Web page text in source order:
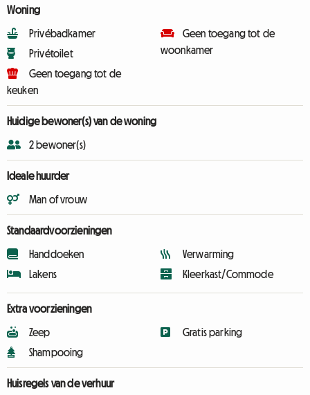
Woning
Privébadkamer
Privétoilet
Geen toegang tot de
keuken
Geen toegang tot de
woonkamer
Huidige bewoner(s) van de woning
2 bewoner(s)
Ideale huurder
Man of vrouw
Standaardvoorzieningen
Handdoeken
Lakens
Verwarming
Kleerkast/Commode
Extra voorzieningen
Zeep
Shampooing
Gratis parking
Huisregels van de verhuur